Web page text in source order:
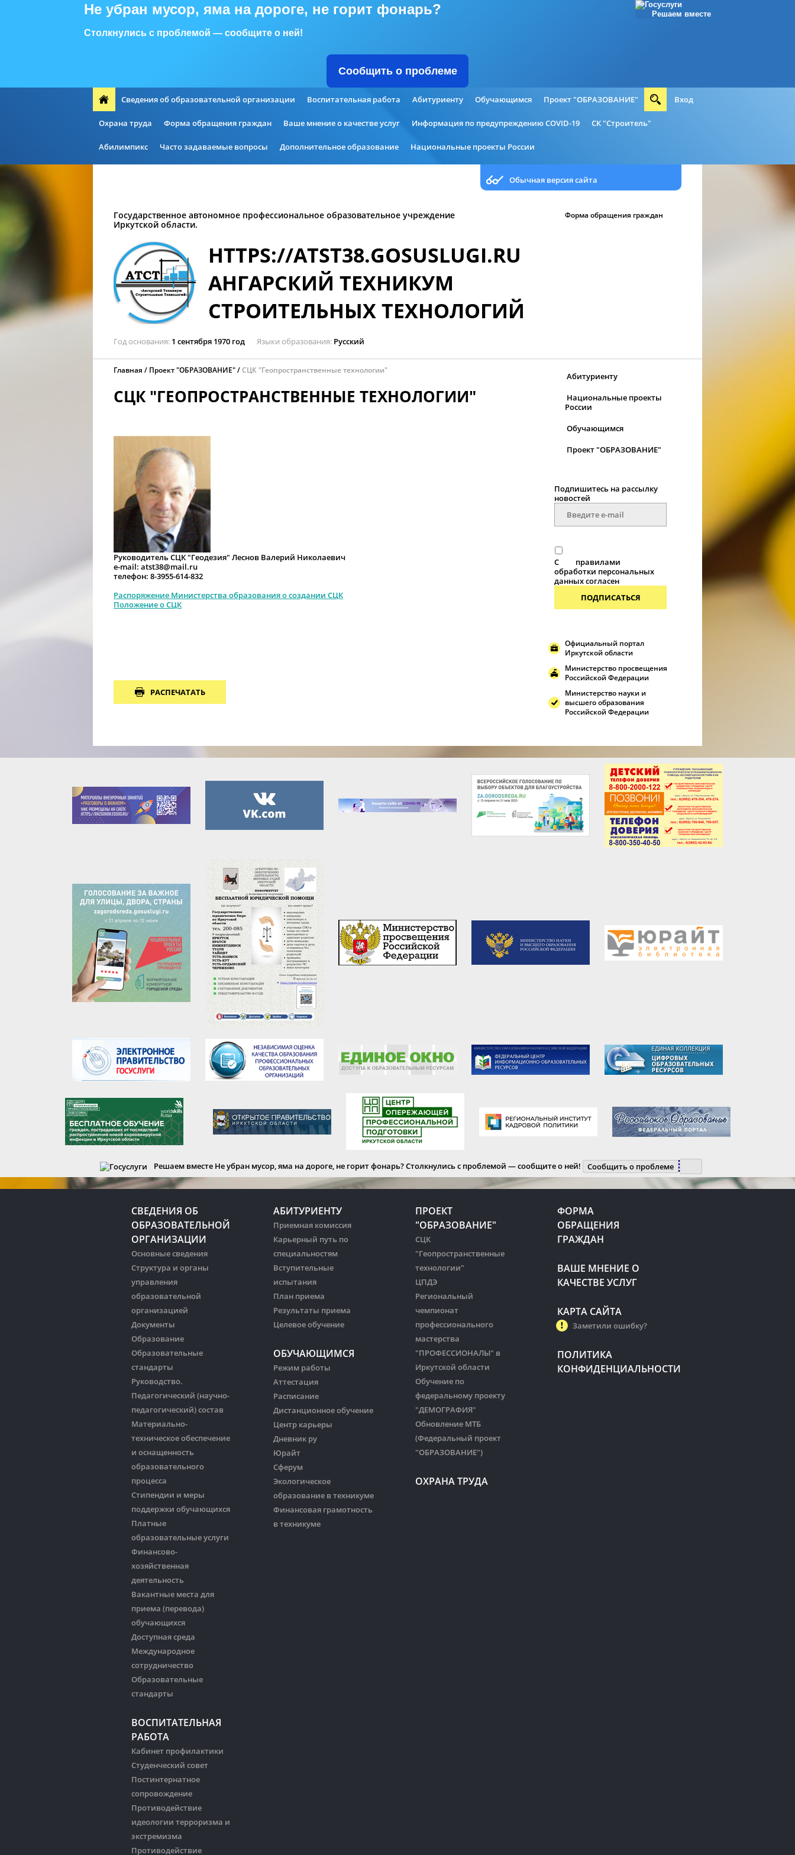
Решаем вместе
Не убран мусор, яма на дороге, не горит фонарь?
Столкнулись с проблемой — сообщите о ней!
Сообщить о проблеме
Сведения об образовательной организации Воспитательная работа Абитуриенту Обучающимся Проект "ОБРАЗОВАНИЕ"
Охрана труда Форма обращения граждан Ваше мнение о качестве услуг Информация по предупреждению COVID-19 СК "Строитель"
Абилимпикс Часто задаваемые вопросы Дополнительное образование Национальные проекты России
Вход
Обычная версия сайта
Государственное автономное профессиональное образовательное учреждение
Иркутской области.
HTTPS://ATST38.GOSUSLUGI.RU
АНГАРСКИЙ ТЕХНИКУМ
СТРОИТЕЛЬНЫХ ТЕХНОЛОГИЙ
Год основания 1 сентября 1970 год Языки образования Русский
Форма обращения граждан
Главная Проект "ОБРАЗОВАНИЕ" СЦК "Геопространственные технологии"
СЦК "ГЕОПРОСТРАНСТВЕННЫЕ ТЕХНОЛОГИИ"
Руководитель СЦК "Геодезия" Леснов Валерий Николаевич
e-mail: atst38@mail.ru
телефон: 8-3955-614-832
Распоряжение Министерства образования о создании СЦК
Положение о СЦК
РАСПЕЧАТАТЬ
Абитуриенту
Национальные проекты
России
Обучающимся
Проект "ОБРАЗОВАНИЕ"
Подпишитесь на рассылку
новостей
С
правилами
обработки персональных
данных согласен
ПОДПИСАТЬСЯ
Официальный портал
Иркутской области
Министерство просвещения
Российской Федерации
Министерство науки и
высшего образования
Российской Федерации
Решаем вместеНе убран мусор, яма на дороге, не горит фонарь?Столкнулись с проблемой — сообщите о ней! Сообщить о проблеме
СВЕДЕНИЯ ОБ
ОБРАЗОВАТЕЛЬНОЙ
ОРГАНИЗАЦИИ
Основные сведения
Структура и органы
управления
образовательной
организацией
Документы
Образование
Образовательные
стандарты
Руководство.
Педагогический (научно-
педагогический) состав
Материально-
техническое обеспечение
и оснащенность
образовательного
процесса
Стипендии и меры
поддержки обучающихся
Платные
образовательные услуги
Финансово-
хозяйственная
деятельность
Вакантные места для
приема (перевода)
обучающихся
Доступная среда
Международное
сотрудничество
Образовательные
стандарты
ВОСПИТАТЕЛЬНАЯ
РАБОТА
Кабинет профилактики
Студенческий совет
Постинтернатное
сопровождение
Противодействие
идеологии терроризма и
экстремизма
Противодействие
АБИТУРИЕНТУ
Приемная комиссия
Карьерный путь по
специальностям
Вступительные
испытания
План приема
Результаты приема
Целевое обучение
ОБУЧАЮЩИМСЯ
Режим работы
Аттестация
Расписание
Дистанционное обучение
Центр карьеры
Дневник ру
Юрайт
Сферум
Экологическое
образование в техникуме
Финансовая грамотность
в техникуме
ПРОЕКТ
"ОБРАЗОВАНИЕ"
СЦК
"Геопространственные
технологии"
ЦПДЭ
Региональный
чемпионат
профессионального
мастерства
"ПРОФЕССИОНАЛЫ" в
Иркутской области
Обучение по
федеральному проекту
"ДЕМОГРАФИЯ"
Обновление МТБ
(Федеральный проект
"ОБРАЗОВАНИЕ")
ОХРАНА ТРУДА
ФОРМА
ОБРАЩЕНИЯ
ГРАЖДАН
ВАШЕ МНЕНИЕ О
КАЧЕСТВЕ УСЛУГ
КАРТА САЙТА
Заметили ошибку?
ПОЛИТИКА
КОНФИДЕНЦИАЛЬНОСТИ